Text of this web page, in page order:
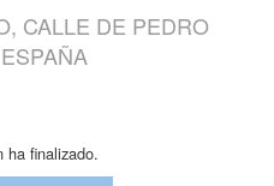
CALLE DE PEDRO
ha finalizado.